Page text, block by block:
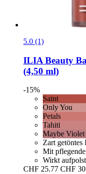
5.0 (1)
ILIA Beauty
(4,50 ml)
-15%
Saint
Only You
Petals
Tahiti
Maybe Violet
Zart getöntes
Mit
Wirkt
CHF 25.77 CHF